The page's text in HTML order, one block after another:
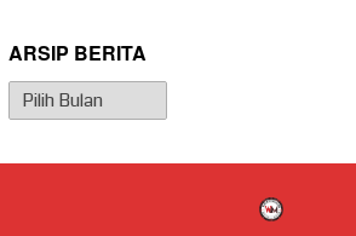
ARSIP BERITA
Arsip
Berita